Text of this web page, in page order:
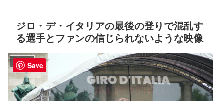
ジロ・デ・イタリアの最後の登りで混乱す
る選手とファンの信じられないような映像
海外情報Save